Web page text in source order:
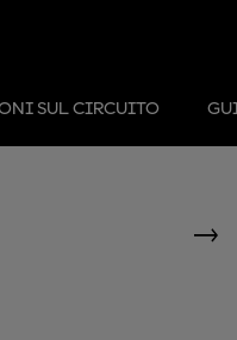
SUL CIRCUITO